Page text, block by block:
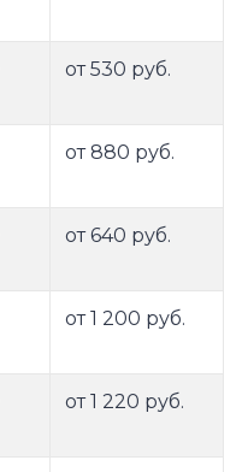
от 530 руб.
от 880 руб.
от 640 руб.
от 1 200 руб.
от 1 220 руб.